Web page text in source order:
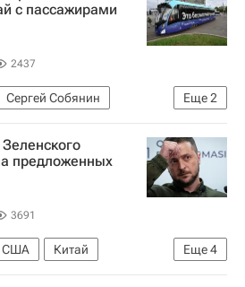
с пассажирами
2437
Еще2
Сергей Собянин
предложенных
3691
Еще4
США
Китай
Алексей Журавлев